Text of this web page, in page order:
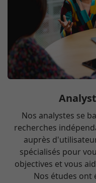
Nos analystes se
recherches
auprès
spécialisés pour
objectives et vous
Nos études ont